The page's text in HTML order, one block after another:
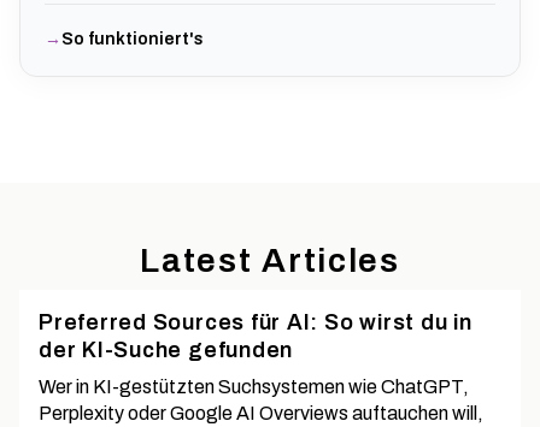
So funktioniert's
Latest Articles
Preferred Sources für AI: So wirst du in
der KI-Suche gefunden
Wer in KI-gestützten Suchsystemen wie ChatGPT,
Perplexity oder Google AI Overviews auftauchen will,